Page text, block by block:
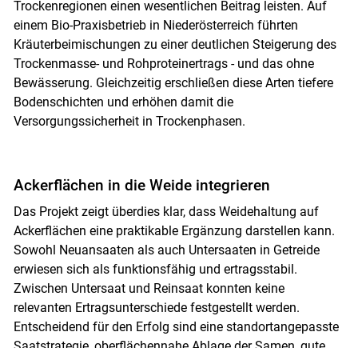
Trockenregionen einen wesentlichen Beitrag leisten. Auf
einem Bio-Praxisbetrieb in Niederösterreich führten
Kräuterbeimischungen zu einer deutlichen Steigerung des
Trockenmasse- und Rohproteinertrags - und das ohne
Bewässerung. Gleichzeitig erschließen diese Arten tiefere
Bodenschichten und erhöhen damit die
Versorgungssicherheit in Trockenphasen.
Ackerflächen in die Weide integrieren
Das Projekt zeigt überdies klar, dass Weidehaltung auf
Ackerflächen eine praktikable Ergänzung darstellen kann.
Sowohl Neuansaaten als auch Untersaaten in Getreide
erwiesen sich als funktionsfähig und ertragsstabil.
Zwischen Untersaat und Reinsaat konnten keine
relevanten Ertragsunterschiede festgestellt werden.
Entscheidend für den Erfolg sind eine standortangepasste